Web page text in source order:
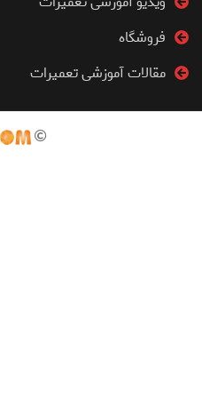
فروشگاه
مقالات آموزشی تعمیرات